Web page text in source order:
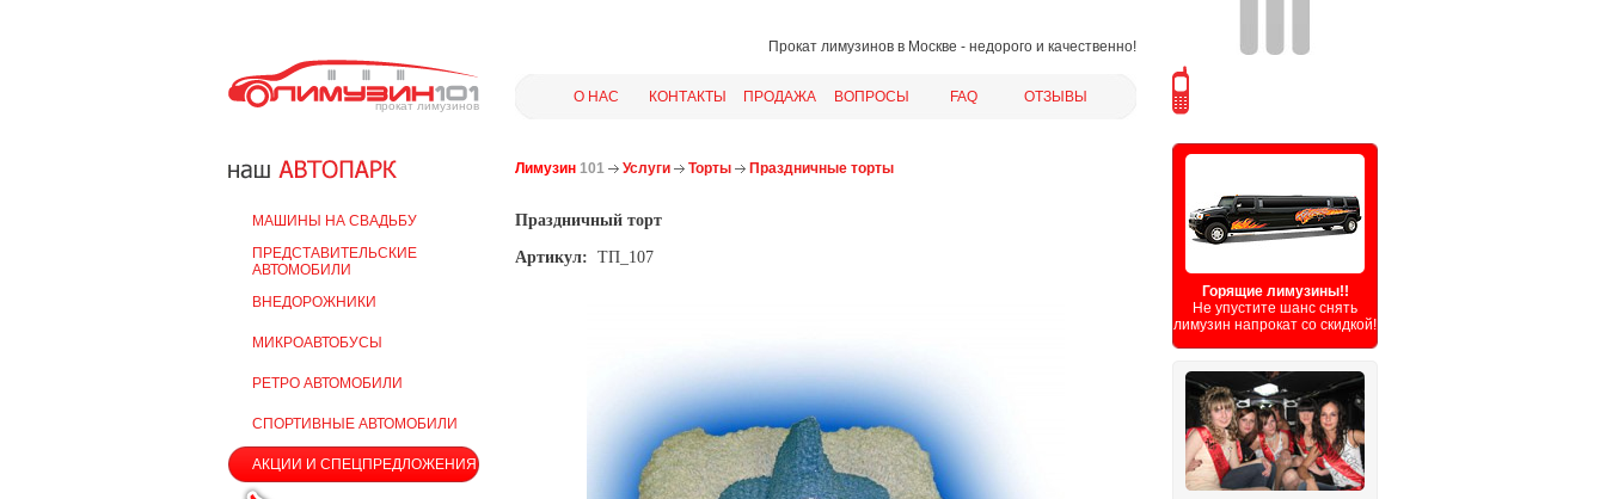
Прокат лимузинов в Москве - недорого и качественно!
прокат лимузинов
О НАС КОНТАКТЫ ПРОДАЖА ВОПРОСЫ FAQ ОТЗЫВЫ
МАШИНЫ НА СВАДЬБУ
ПРЕДСТАВИТЕЛЬСКИЕ
АВТОМОБИЛИ
ВНЕДОРОЖНИКИ
МИКРОАВТОБУСЫ
РЕТРО АВТОМОБИЛИ
СПОРТИВНЫЕ АВТОМОБИЛИ
АКЦИИ И СПЕЦПРЕДЛОЖЕНИЯ
Лимузин 101 Услуги Торты Праздничные торты
Праздничный торт
Артикул: ТП_107
Горящие лимузины!!
Не упустите шанс снять
лимузин напрокат со скидкой!